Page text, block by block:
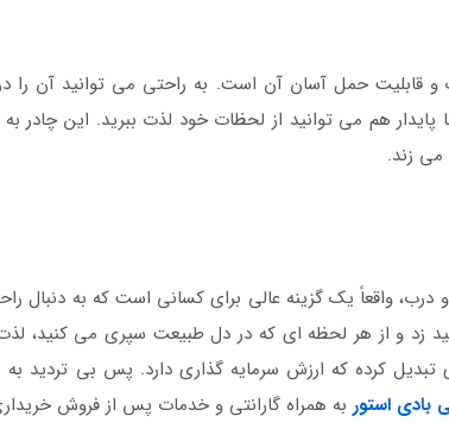
و قابلیت حمل آسان آن است. به راحتی می‌ توانید آن را
هم می‌ توانید از لحظات خود لذت ببرید. این چادر
می‌ زند.
درب، واقعاً یک گزینه عالی برای کسانی است که به
زد و از هر لحظه‌ ای که در دل طبیعت سپری می‌
تبدیل کرده که ارزش سرمایه‌ گذاری دارد. پس بی‌
بادی استور به همراه گارانتی و خدمات پس از فروش